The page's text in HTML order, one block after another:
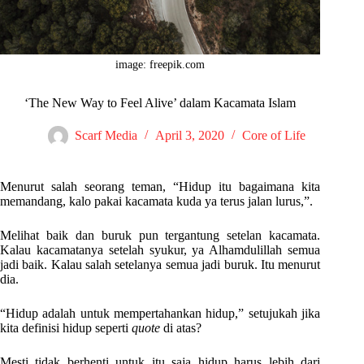
image: freepik.com
‘The New Way to Feel Alive’ dalam Kacamata Islam
Scarf Media April 3, 2020 Core of Life
Menurut salah seorang teman, “Hidup itu bagaimana kita
memandang, kalo pakai kacamata kuda ya terus jalan lurus,”.
Melihat baik dan buruk pun tergantung setelan kacamata.
Kalau kacamatanya setelah syukur, ya Alhamdulillah semua
jadi baik. Kalau salah setelanya semua jadi buruk. Itu menurut
dia.
“Hidup adalah untuk mempertahankan hidup,” setujukah jika
kita definisi hidup seperti quote di atas?